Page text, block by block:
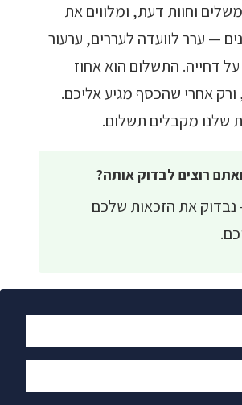
וחוות דעת, ומלווים את
— ערר לוועדה לעררים, ערעור
דחייה. התשלום הוא אחוז
אחרי שהכסף מגיע אליכם.
שלנו מקבלים תשלום.
רוצים לבדוק אותה?
נבדוק את הזכאות שלכם